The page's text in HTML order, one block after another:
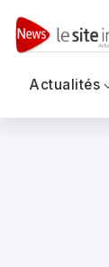
Actualités